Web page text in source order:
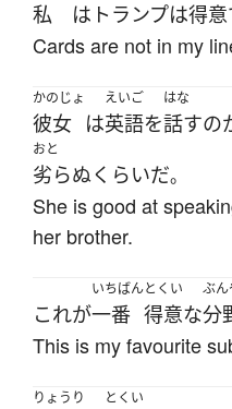
私 は トランプは得意
Cards are not in my
かのじょ
彼女 は
えいご
英語を
はな
話すの
おと
劣らぬくらいだ。
She is good at
her brother.
これが
いちばん
一番
とくい
得意な
ぶん
分
This is my favourite
りょうり
とくい